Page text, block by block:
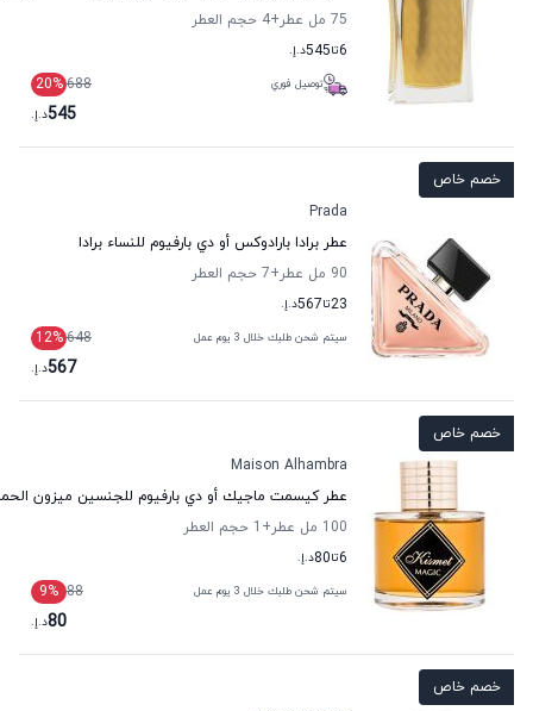
75 مل عطر
+4
حجم العطر
6تا545د.إ.
توصيل فوري 688
20%
545د.إ.
خصم خاص
Prada
عطر برادا بارادوكس أو دي بارفيوم للنساء برادا
90 مل عطر
+7
حجم العطر
23تا567د.إ.
سيتم شحن طلبك خلال 3 يوم عمل 648
12%
567د.إ.
خصم خاص
Maison Alhambra
عطر كيسمت ماجيك أو دي بارفيوم للجنسين ميزون
100 مل عطر
+1
حجم العطر
6تا80د.إ.
سيتم شحن طلبك خلال 3 يوم عمل 88
9%
80د.إ.
خصم خاص